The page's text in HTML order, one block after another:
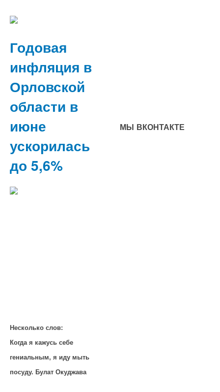
Годовая
инфляция в
Орловской
области в
июне
ускорилась
до 5,6%
Несколько слов:
Когда я кажусь себе
гениальным, я иду мыть
посуду. Булат Окуджава
МЫ ВКОНТАКТЕ